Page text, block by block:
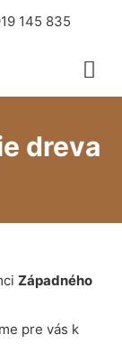
145 835
dreva
Západného
pre vás k